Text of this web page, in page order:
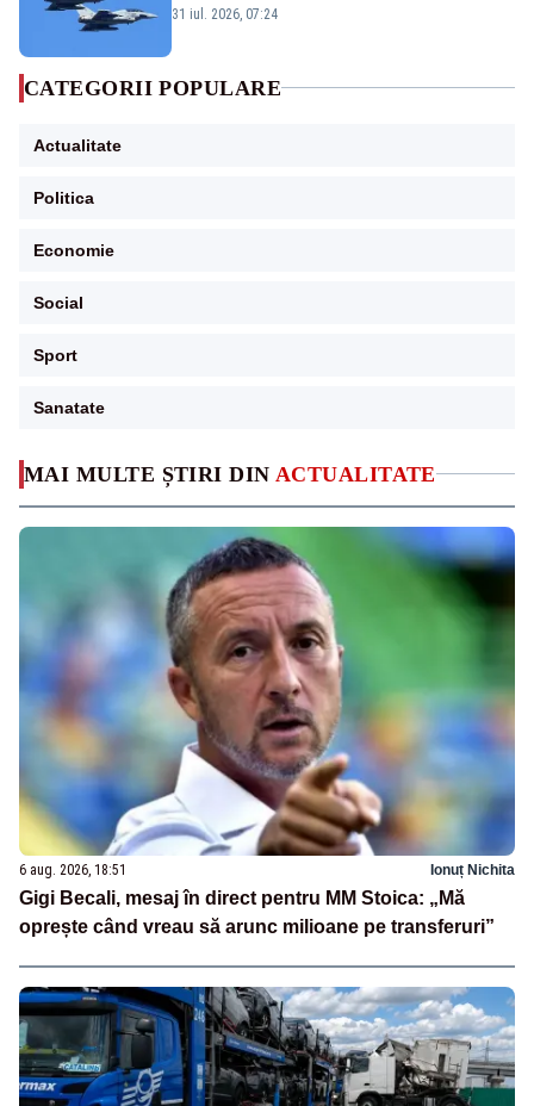
MAI MULTE ȘTIRI DIN ACTUALITATE
6 aug. 2026, 18:51 Ionuț Nichita
Gigi Becali, mesaj în direct pentru MM Stoica: „Mă
oprește când vreau să arunc milioane pe transferuri”
Eurofighter britanice au fost ridicate de la
31 iul. 2026, 07:24
CATEGORII POPULARE
Actualitate
Politica
Economie
Social
Sport
Sanatate